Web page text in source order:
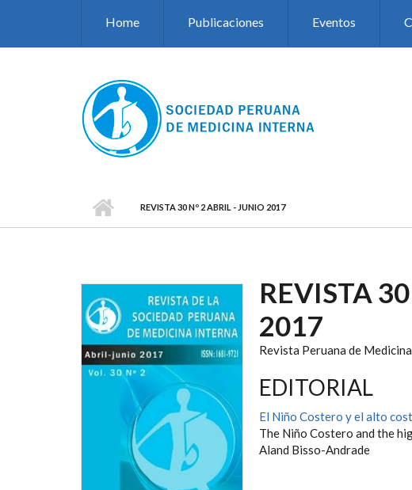
Home Publicaciones Eventos
REVISTA 30 Nº 2 ABRIL - JUNIO 2017
REVISTA
2017
Revista Peruana de
EDITORIAL
El Niño Costero y el alto
The Niño Costero and the
Aland Bisso-Andrade